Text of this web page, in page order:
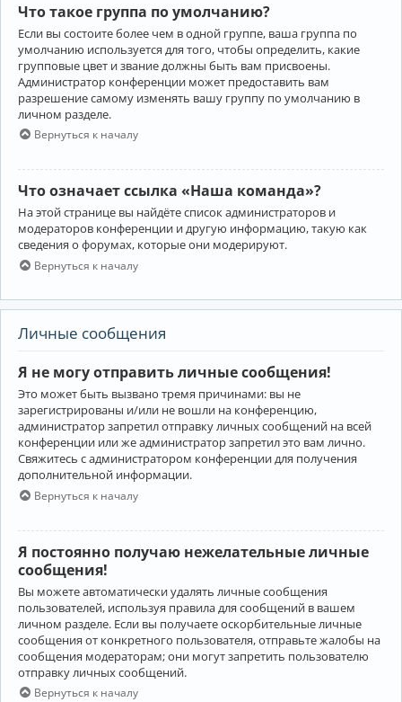
Что такое группа по умолчанию?
Если вы состоите более чем в одной группе, ваша группа по
умолчанию используется для того, чтобы определить, какие
групповые цвет и звание должны быть вам присвоены.
Администратор конференции может предоставить вам
разрешение самому изменять вашу группу по умолчанию в
личном разделе.
Вернуться к началу
Что означает ссылка «Наша команда»?
На этой странице вы найдёте список администраторов и
модераторов конференции и другую информацию, такую как
сведения о форумах, которые они модерируют.
Вернуться к началу
Личные сообщения
Я не могу отправить личные сообщения!
Это может быть вызвано тремя причинами: вы не
зарегистрированы и/или не вошли на конференцию,
администратор запретил отправку личных сообщений на всей
конференции или же администратор запретил это вам лично.
Свяжитесь с администратором конференции для получения
дополнительной информации.
Вернуться к началу
Я постоянно получаю нежелательные личные
сообщения!
Вы можете автоматически удалять личные сообщения
пользователей, используя правила для сообщений в вашем
личном разделе. Если вы получаете оскорбительные личные
сообщения от конкретного пользователя, отправьте жалобы на
сообщения модераторам; они могут запретить пользователю
отправку личных сообщений.
Вернуться к началу